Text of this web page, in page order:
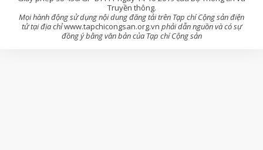
Truyền thông.
Mọi hành động sử dụng nội dung đăng tải trên Tạp chí Cộng sản điện
tử tại địa chỉwww.tapchicongsan.org.vn phải dẫn nguồn và có sự
đồng ý bằng văn bản của Tạp chí Cộng sản